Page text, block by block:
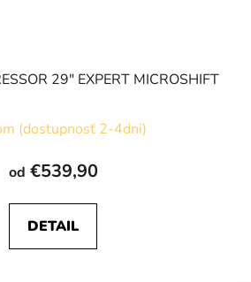
29" EXPERT MICROSHIFT
(dostupnosť 2-4dni)
od €539,90
DETAIL